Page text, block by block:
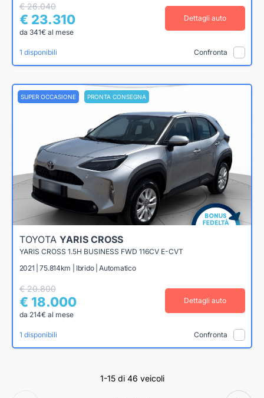
€ 26.040
€ 23.310
da 341€ al mese
Dettagli auto
1 disponibili Confronta
SUPER OCCASIONE PRONTA CONSEGNA
TOYOTA YARIS CROSS
YARIS CROSS 1.5H BUSINESS FWD 116CV E-CVT
2021 | 75.814km | Ibrido | Automatico
€ 20.800
€ 18.000
da 214€ al mese
Dettagli auto
1 disponibili Confronta
1-15 di 46 veicoli